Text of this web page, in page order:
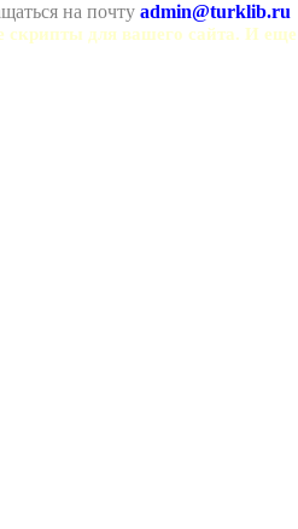
на почту admin@turklib.ru
для вашего сайта. И